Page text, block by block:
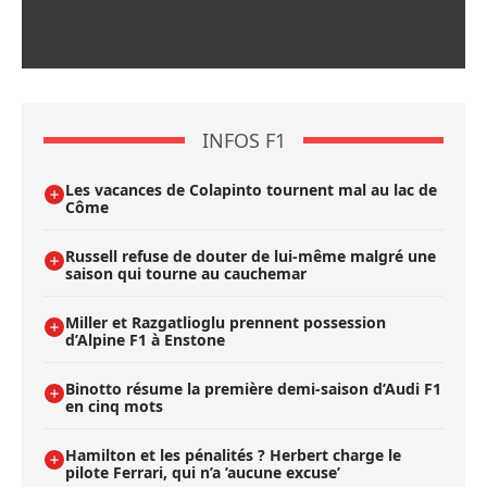
INFOS F1
Les vacances de Colapinto tournent mal au lac de
Côme
Russell refuse de douter de lui-même malgré une
saison qui tourne au cauchemar
Miller et Razgatlioglu prennent possession
d’Alpine F1 à Enstone
Binotto résume la première demi-saison d’Audi F1
en cinq mots
Hamilton et les pénalités ? Herbert charge le
pilote Ferrari, qui n’a ’aucune excuse’